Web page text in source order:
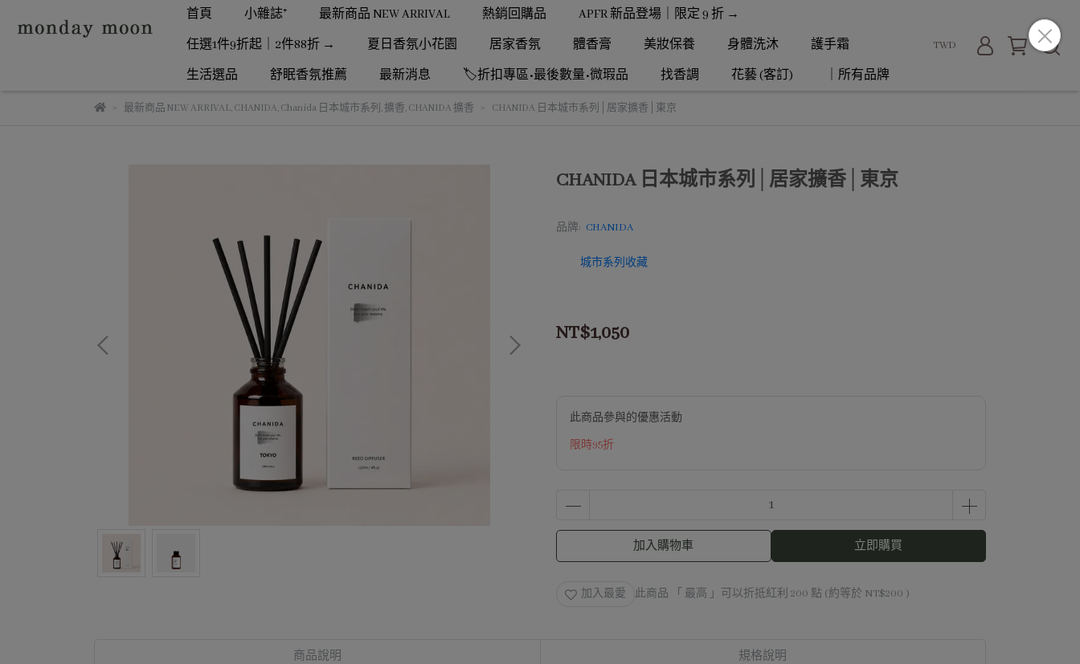
首頁 小雜誌⁺ 最新商品 NEW ARRIVAL 熱銷回購品 APFR 新品登場｜限定 9 折 →
任選1件9折起｜2件88折 → 夏日香氛小花園 居家香氛 體香膏 美妝保養 身體洗沐 護手霜
生活選品 舒眠香氛推薦 最新消息 🏷️折扣專區•最後數量•微瑕品 找香調 花藝 (客訂) ｜所有品牌
TWD
最新商品 NEW ARRIVAL, CHANIDA, Chanida 日本城市系列 , 擴香, CHANIDA 擴香 CHANIDA 日本城市系列│居家擴香│東京
CHANIDA 日本城市系列│居家擴香│東京
品牌: CHANIDA
城市系列收藏
NT$1,050
此商品參與的優惠活動
限時95折
加入購物車 立即購買
加入最愛 此商品 「 最高 」可以折抵紅利 200 點 (約等於 NT$200 )
商品說明 規格說明